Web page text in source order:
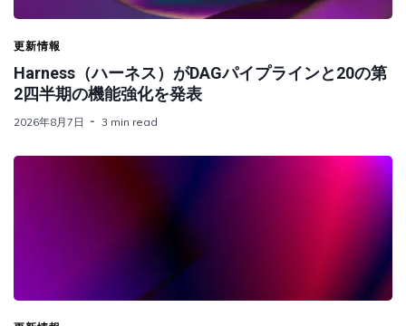
更新情報
Harness（ハーネス）がDAGパイプラインと20の第
2四半期の機能強化を発表
2026年8月7日 3 min read